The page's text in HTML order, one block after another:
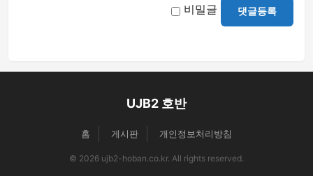
비밀글 댓글등록
UJB2 호반
홈 게시판 개인정보처리방침
© 2026 ujb2-hoban.co.kr. All rights reserved.